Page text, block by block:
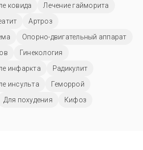
ковида
Лечение гайморита
Артроз
Опорно-двигательный аппарат
Гинекология
инфаркта
Радикулит
инсульта
Геморрой
Для похудения
Кифоз